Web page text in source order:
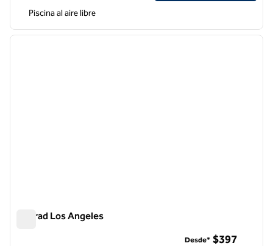
Piscina al aire libre
1 de 12
Conrad Los Angeles
Desde* $397